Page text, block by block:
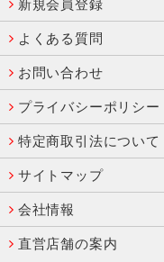
新規会員登録
よくある質問
お問い合わせ
プライバシーポリシー
特定商取引法について
サイトマップ
会社情報
直営店舗の案内